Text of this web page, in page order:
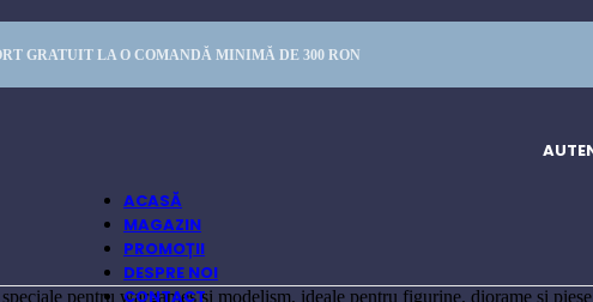
GRATUIT LA O COMANDĂ MINIMĂ DE 300 RON
ACASĂ
MAGAZIN
PROMOȚII
DESPRE NOI
CONTACT
pentru wargames si modelism, ideale pentru figurine, diorame si